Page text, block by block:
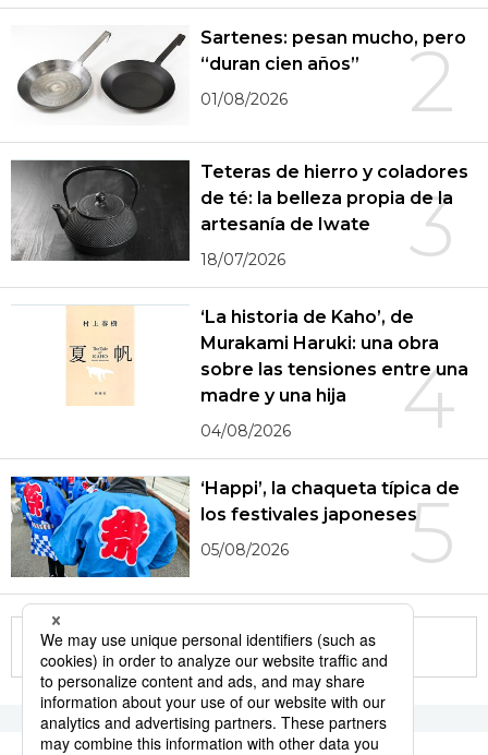
2
Sartenes: pesan mucho, pero
“duran cien años”
01/08/2026
3
Teteras de hierro y coladores
de té: la belleza propia de la
artesanía de Iwate
18/07/2026
4
‘La historia de Kaho’, de
Murakami Haruki: una obra
sobre las tensiones entre una
madre y una hija
04/08/2026
5
‘Happi’, la chaqueta típica de
los festivales japoneses
05/08/2026
More in this series